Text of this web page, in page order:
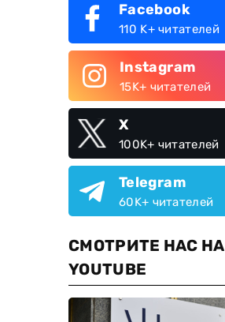
Facebook
110 K+ читателей
Instagram
15K+ читателей
X
100K+ читателей
Telegram
60K+ читателей
СМОТРИТЕ НАС НА
YOUTUBE